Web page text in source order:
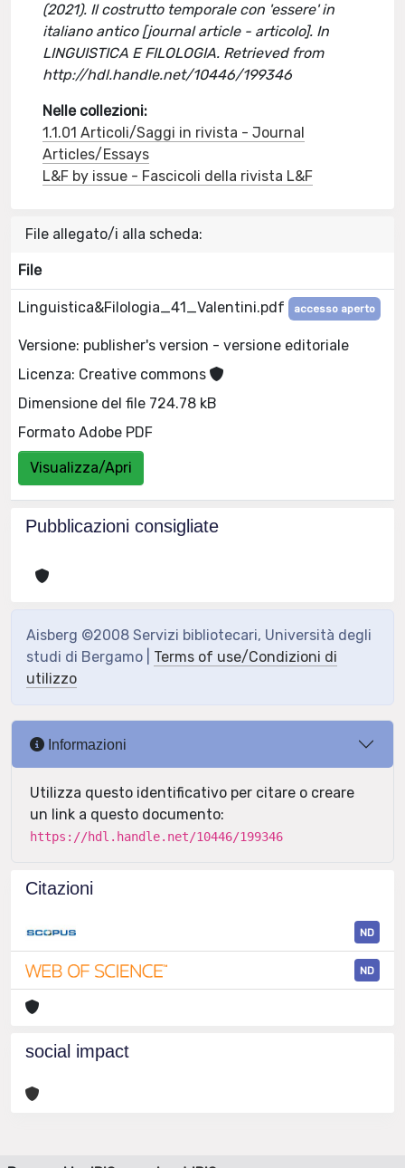
(2021). Il costrutto temporale con 'essere' in
italiano antico [journal article - articolo]. In
LINGUISTICA E FILOLOGIA. Retrieved from
http://hdl.handle.net/10446/199346
Nelle collezioni:
1.1.01 Articoli/Saggi in rivista - Journal
Articles/Essays
L&F by issue - Fascicoli della rivista L&F
File allegato/i alla scheda:
File
Linguistica&Filologia_41_Valentini.pdf accesso aperto
Versione: publisher's version - versione editoriale
Licenza: Creative commons
Dimensione del file 724.78 kB
Formato Adobe PDF
Visualizza/Apri
Pubblicazioni consigliate
Aisberg ©2008 Servizi bibliotecari, Università degli
studi di Bergamo | Terms of use/Condizioni di
utilizzo
Informazioni
Utilizza questo identificativo per citare o creare
un link a questo documento:
https://hdl.handle.net/10446/199346
Citazioni
ND
ND
social impact